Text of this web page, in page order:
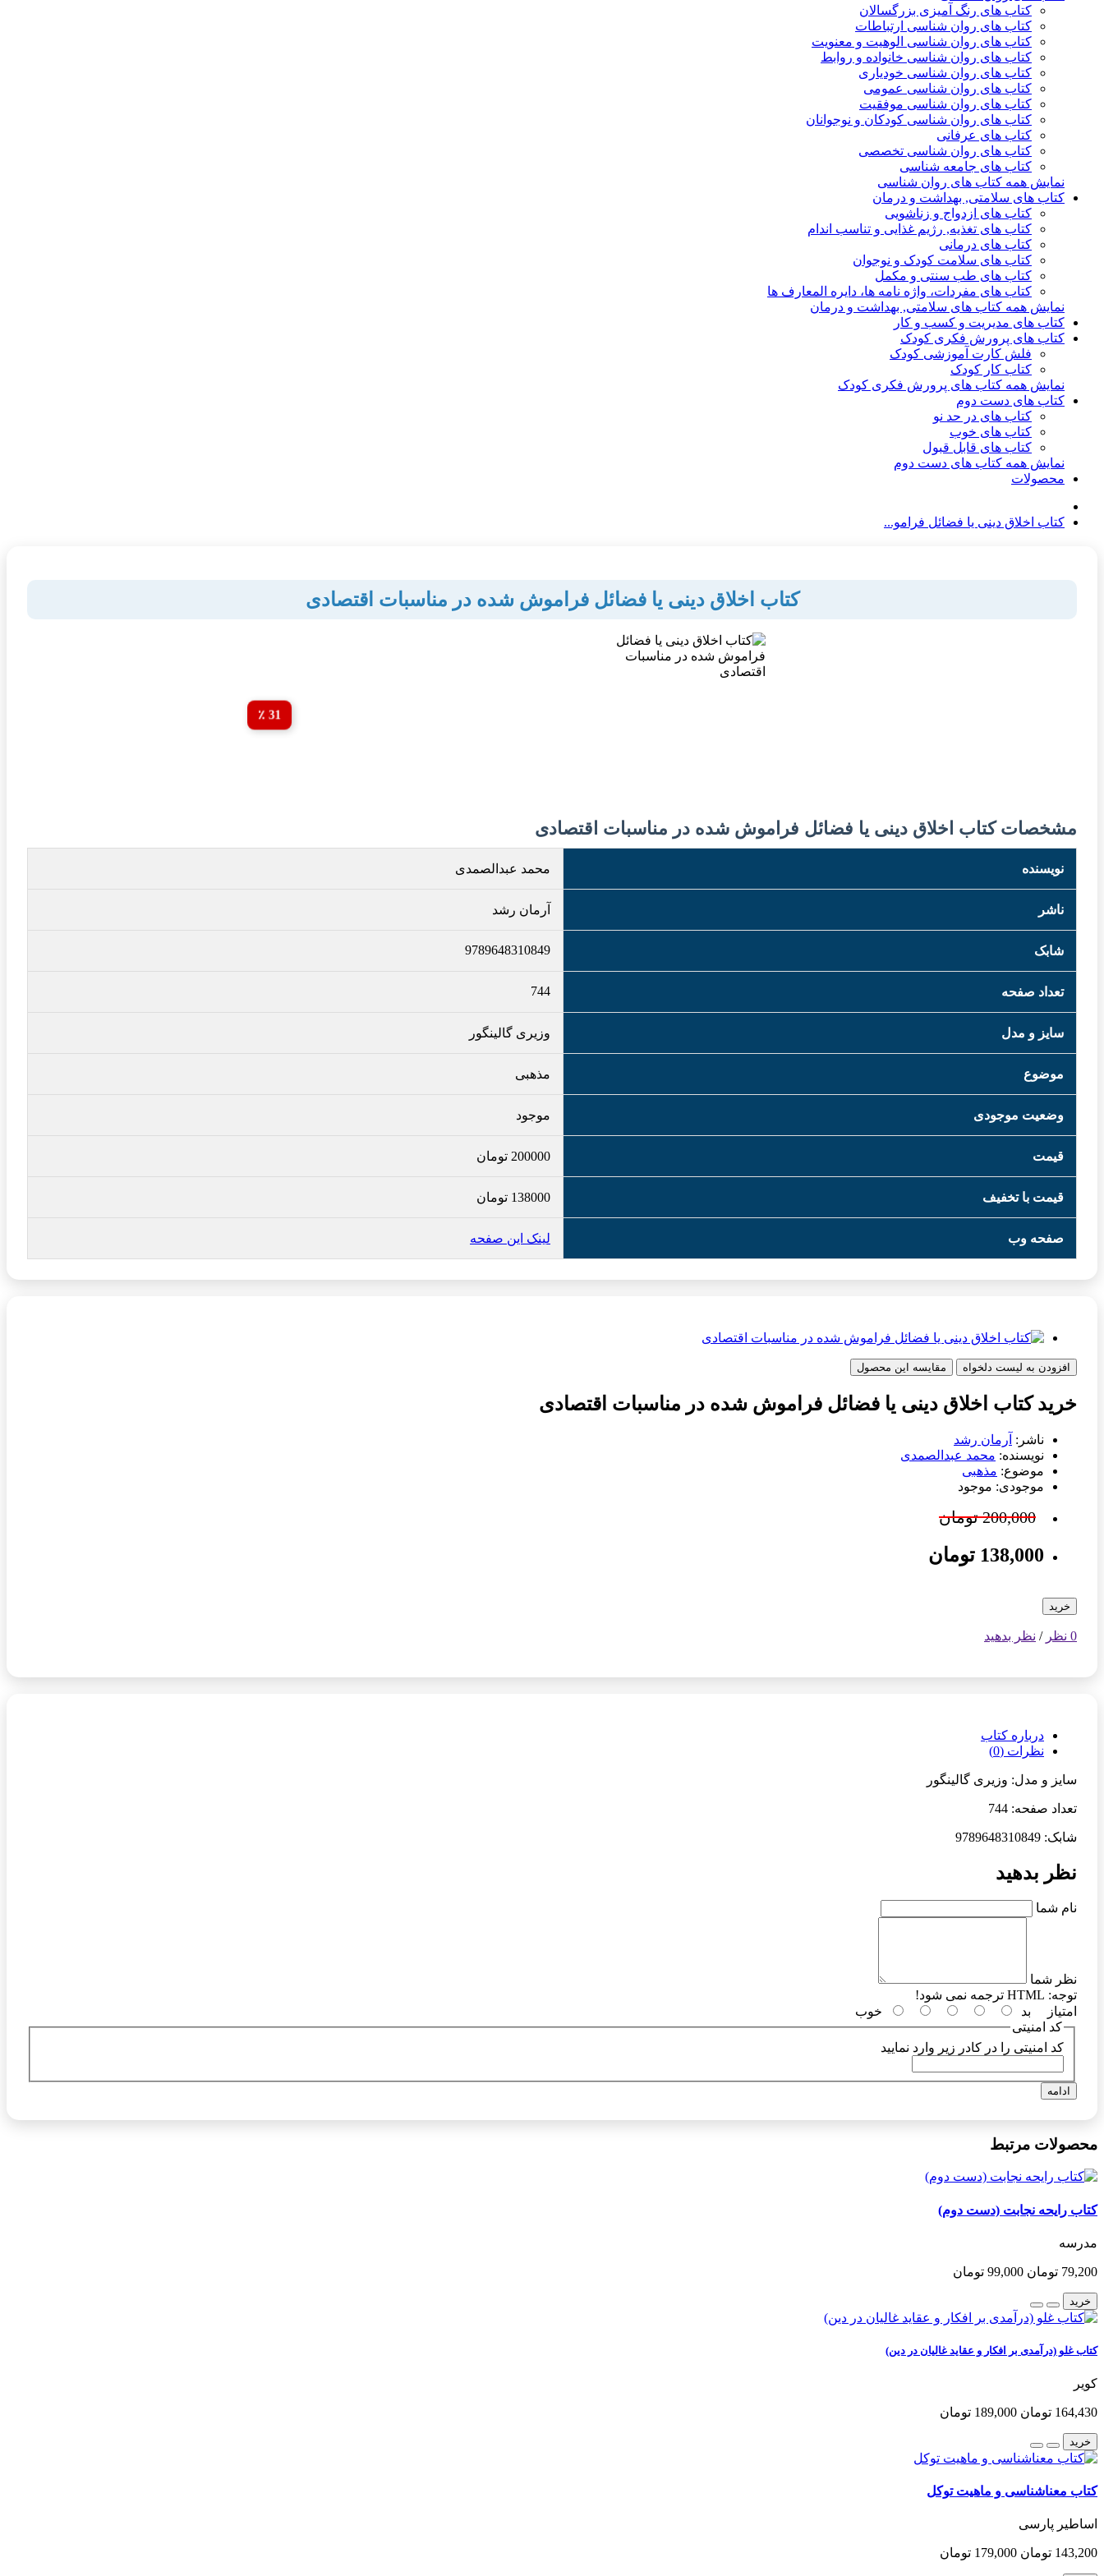
کتاب های رنگ آمیزی بزرگسالان
کتاب های روان شناسی ارتباطات
کتاب های روان شناسی الوهیت و معنویت
کتاب های روان شناسی خانواده و روابط
کتاب های روان شناسی خودیاری
کتاب های روان شناسی عمومی
کتاب های روان شناسی موفقیت
کتاب های روان شناسی کودکان و نوجوانان
کتاب های عرفانی
کتاب های روان شناسی تخصصی
کتاب های جامعه شناسی
نمایش همه کتاب های روان شناسی
کتاب های سلامتی, بهداشت و درمان
کتاب های ازدواج و زناشویی
کتاب های تغذیه, رژیم غذایی و تناسب اندام
کتاب های درمانی
کتاب های سلامت کودک و نوجوان
کتاب های طب سنتی و مکمل
کتاب های مفردات، واژه نامه ها، دایره المعارف ها
نمایش همه کتاب های سلامتی, بهداشت و درمان
کتاب های مدیریت و کسب و کار
کتاب های پرورش فکری کودک
فلش کارت آموزشی کودک
کتاب کار کودک
نمایش همه کتاب های پرورش فکری کودک
کتاب های دست دوم
کتاب های در حد نو
کتاب های خوب
کتاب های قابل قبول
نمایش همه کتاب های دست دوم
محصولات
کتاب اخلاق دینی یا فضائل فرامو...
کتاب اخلاق دینی یا فضائل فراموش شده در مناسبات اقتصادی
31 ٪
مشخصات کتاب اخلاق دینی یا فضائل فراموش شده در مناسبات اقتصادی
نویسنده محمد عبدالصمدی
ناشر آرمان رشد
شابک 9789648310849
تعداد صفحه 744
سایز و مدل وزیری گالینگور
موضوع مذهبی
وضعیت موجودی موجود
قیمت 200000 تومان
قیمت با تخفیف 138000 تومان
صفحه وب لینک این صفحه
افزودن به لیست دلخواه مقایسه این محصول
خرید کتاب اخلاق دینی یا فضائل فراموش شده در مناسبات اقتصادی
ناشر: آرمان رشد
نویسنده: محمد عبدالصمدی
موضوع: مذهبی
موجودی: موجود
200,000 تومان
138,000 تومان
خرید
0 نظر / نظر بدهید
درباره کتاب
نظرات (0)
سایز و مدل: وزیری گالینگور
تعداد صفحه: 744
شابک: 9789648310849
نظر بدهید
نام شما
نظر شما
توجه:
امتیاز
بد
خوب
کد امنیتی
کد امنیتی را در کادر زیر وارد نمایید
ادامه
محصولات مرتبط
کتاب رایحه نجابت (دست دوم)
مدرسه
79,200 تومان 99,000 تومان
خرید
کتاب غلو (درآمدی بر افکار و عقاید غالیان در دین)
کویر
164,430 تومان 189,000 تومان
خرید
کتاب معناشناسی و ماهیت توکل
اساطیر پارسی
143,200 تومان 179,000 تومان